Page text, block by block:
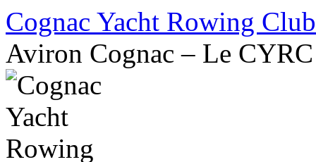
Cognac Yacht Rowing Club
Aviron Cognac – Le CYRC